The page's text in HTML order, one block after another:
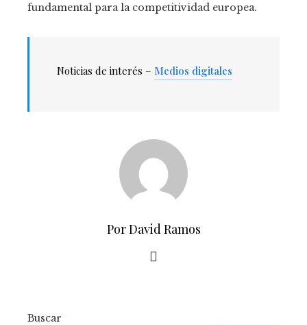
fundamental para la competitividad europea.
Noticias de interés – Medios digitales
Por David Ramos
Buscar